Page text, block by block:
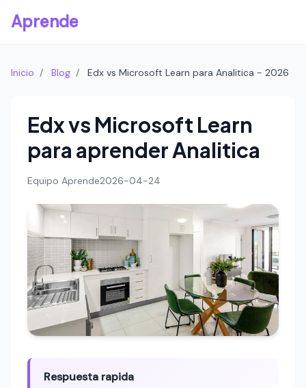
Aprende
Inicio / Blog / Edx vs Microsoft Learn para Analitica - 2026
Edx vs Microsoft Learn
para aprender Analitica
Equipo Aprende2026-04-24
Respuesta rapida